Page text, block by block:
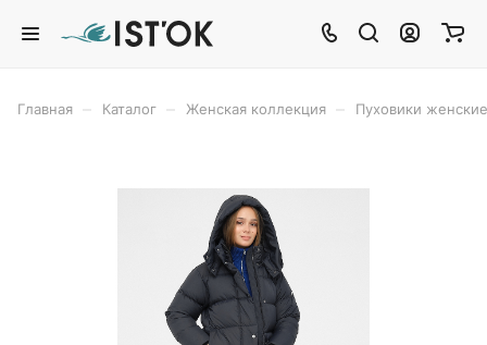
Главная Каталог Женская коллекция Пуховики женские